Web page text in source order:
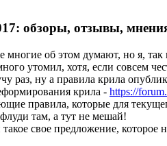
обзоры, отзывы,
об этом думают, но я, так
утомил, хотя, если совсем
раз, ну а правила крила
крила - https://
правила, которые для
там, а тут не мешай!
свое предложение, которое